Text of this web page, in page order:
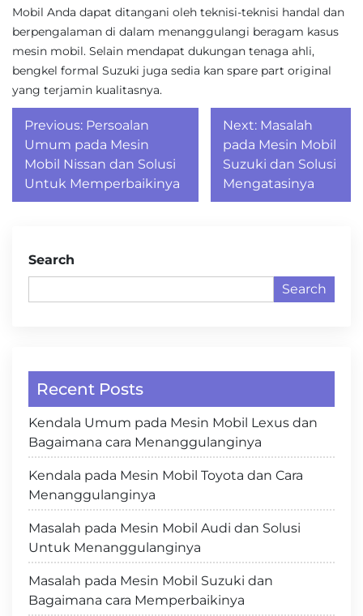
Mobil Anda dapat ditangani oleh teknisi-teknisi handal dan
berpengalaman di dalam menanggulangi beragam kasus
mesin mobil. Selain mendapat dukungan tenaga ahli,
bengkel formal Suzuki juga sedia kan spare part original
yang terjamin kualitasnya.
Post
navigation
Previous: Persoalan
Umum pada Mesin
Mobil Nissan dan Solusi
Untuk Memperbaikinya
Next: Masalah
pada Mesin Mobil
Suzuki dan Solusi
Mengatasinya
Search
Search
Recent Posts
Kendala Umum pada Mesin Mobil Lexus dan
Bagaimana cara Menanggulanginya
Kendala pada Mesin Mobil Toyota dan Cara
Menanggulanginya
Masalah pada Mesin Mobil Audi dan Solusi
Untuk Menanggulanginya
Masalah pada Mesin Mobil Suzuki dan
Bagaimana cara Memperbaikinya